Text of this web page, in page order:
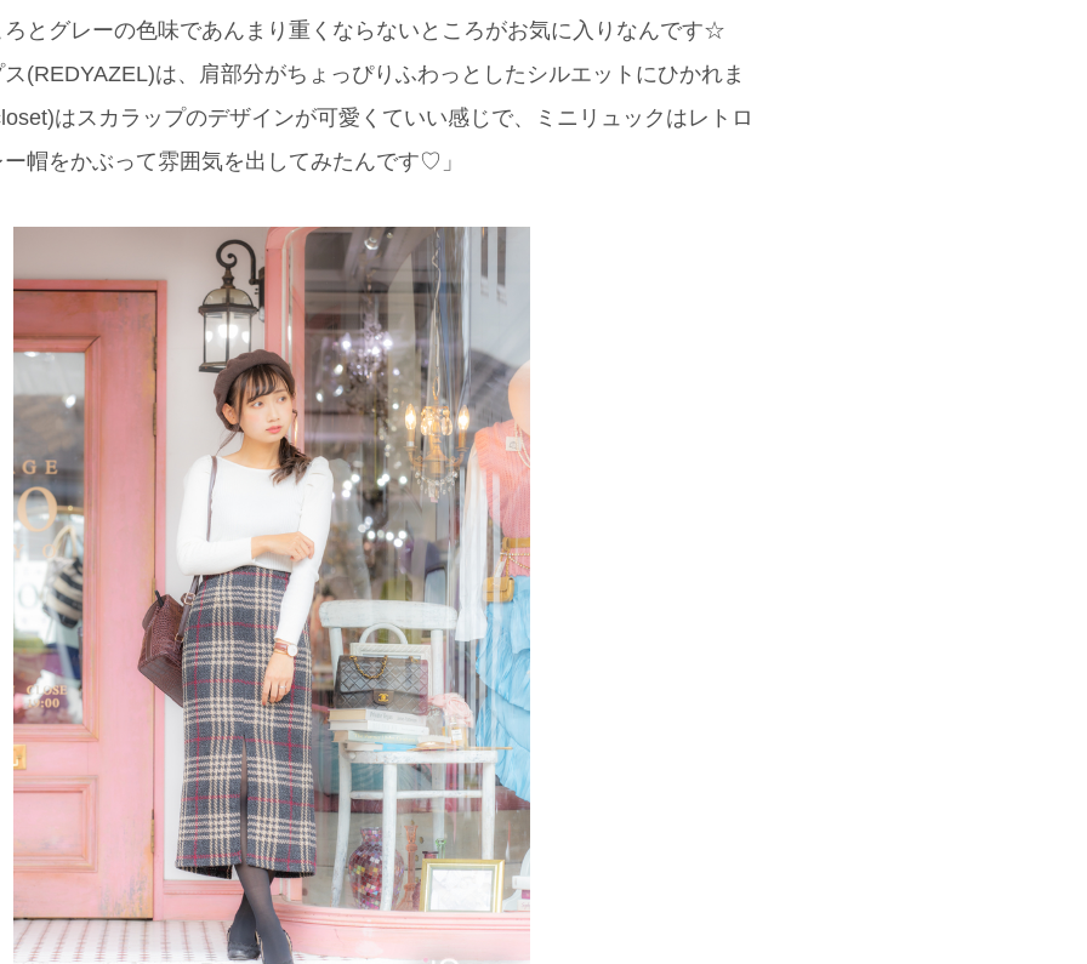
ろとグレーの色味であんまり重くならないところがお気に入りなんです☆
(REDYAZEL)は、肩部分がちょっぴりふわっとしたシルエットにひかれま
はスカラップのデザインが可愛くていい感じで、ミニリュックはレトロ
帽をかぶって雰囲気を出してみたんです♡」